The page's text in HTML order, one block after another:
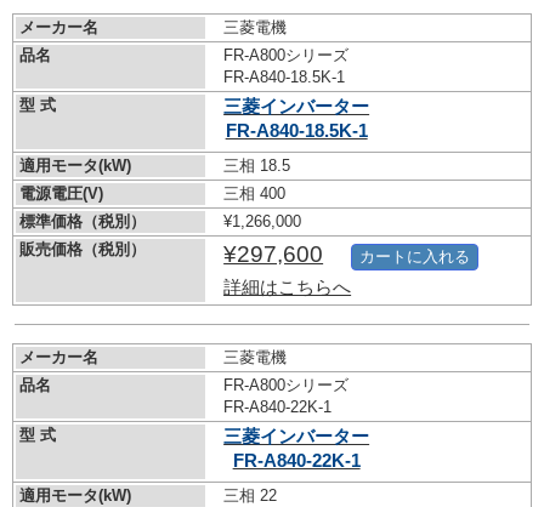
メーカー名
三菱電機
品名
FR-A800シリーズ
FR-A840-18.5K-1
型 式
三菱インバーター
FR-A840-18.5K-1
適用モータ(kW)
三相 18.5
電源電圧(V)
三相 400
標準価格（税別）
¥1,266,000
販売価格（税別）
¥297,600
詳細はこちらへ
カートに入れる
メーカー名
三菱電機
品名
FR-A800シリーズ
FR-A840-22K-1
型 式
三菱インバーター
FR-A840-22K-1
適用モータ(kW)
三相 22